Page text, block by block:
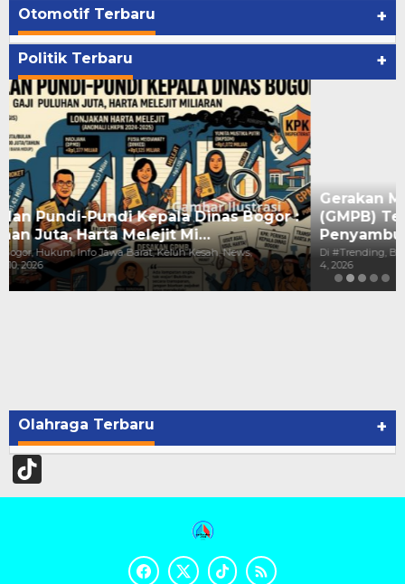
Otomotif Terbaru +
Politik Terbaru +
Gerakan Mahasiswa Dan Pemuda Bogor
(GMPB) Tegaskan Komitmen Menjadi
Penyambung A…
Di #Trending, Bogor, Info Jawa Barat, News, Ormas Dan LSM, Politik |
Juni
4, 2026
Olahraga Terbaru +